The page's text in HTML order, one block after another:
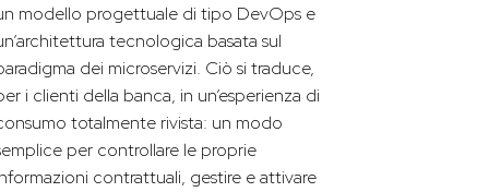
modello progettuale di tipo DevOps e
tecnologica basata sul
dei microservizi. Ciò si traduce,
i clienti della banca, in un’esperienza di
totalmente rivista: un modo
per controllare le proprie
contrattuali, gestire e attivare